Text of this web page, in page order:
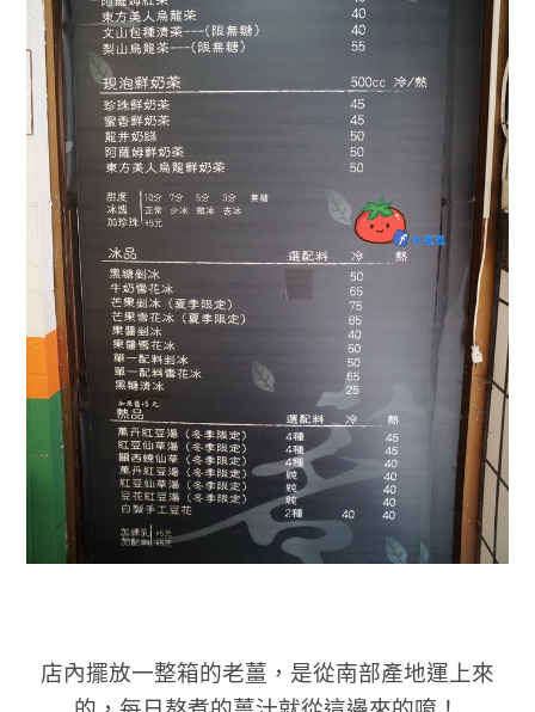
店內擺放一整箱的老薑，是從南部產地運上來